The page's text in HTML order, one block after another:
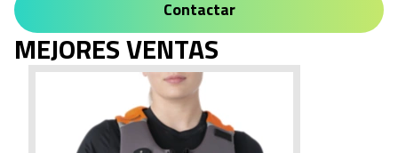
Contactar
MEJORES VENTAS